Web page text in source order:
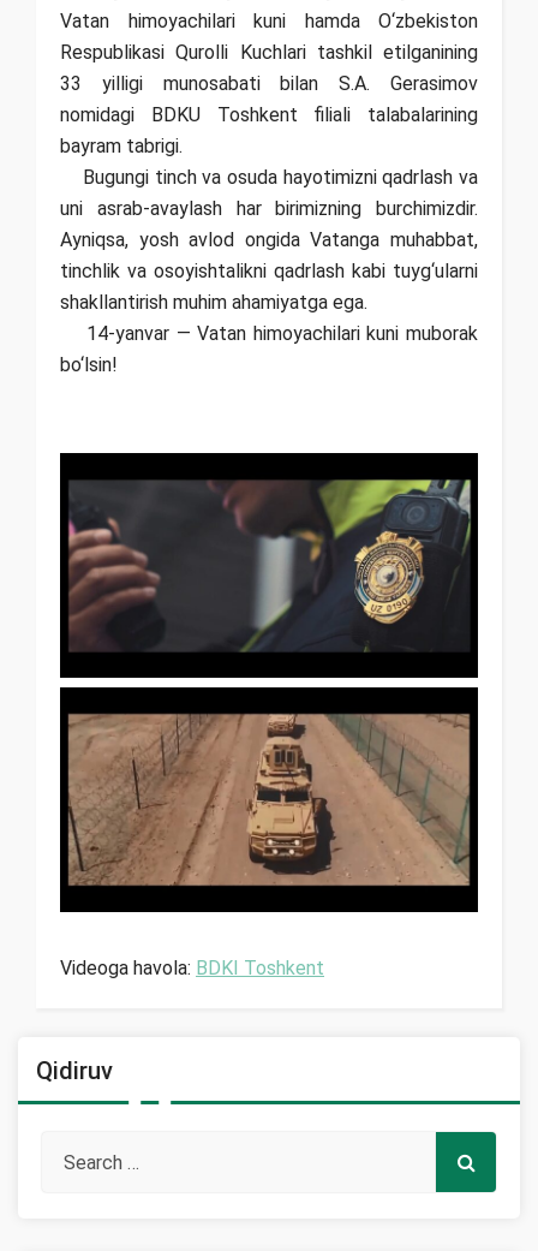
Vatan himoyachilari kuni hamda O‘zbekiston
Respublikasi Qurolli Kuchlari tashkil etilganining
33 yilligi munosabati bilan S.A. Gerasimov
nomidagi BDKU Toshkent filiali talabalarining
bayram tabrigi.
Bugungi tinch va osuda hayotimizni qadrlash va
uni asrab-avaylash har birimizning burchimizdir.
Ayniqsa, yosh avlod ongida Vatanga muhabbat,
tinchlik va osoyishtalikni qadrlash kabi tuyg‘ularni
shakllantirish muhim ahamiyatga ega.
14-yanvar — Vatan himoyachilari kuni muborak
bo‘lsin!
Videoga havola: BDKI Toshkent
Qidiruv